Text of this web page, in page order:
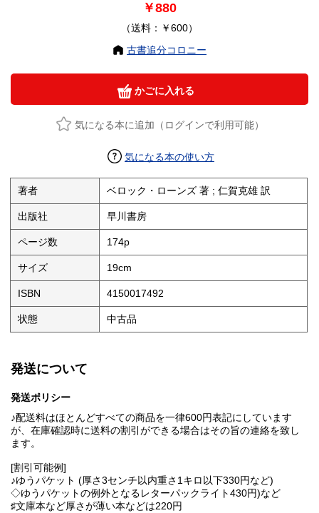
￥880
（送料：￥600）
古書追分コロニー
かごに入れる
気になる本に追加（ログインで利用可能）
気になる本の使い方
著者 ベロック・ローンズ 著 ; 仁賀克雄 訳
出版社 早川書房
ページ数 174p
サイズ 19cm
ISBN 4150017492
状態 中古品
発送について
発送ポリシー
♪配送料はほとんどすべての商品を一律600円表記にしています
が、在庫確認時に送料の割引ができる場合はその旨の連絡を致し
ます。
[割引可能例]
♪ゆうパケット (厚さ3センチ以内重さ1キロ以下330円など)
◇ゆうパケットの例外となるレターパックライト430円)など
♯文庫本など厚さが薄い本などは220円